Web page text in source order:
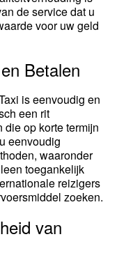
de service dat u
voor uw geld
Betalen
is eenvoudig en
een rit
op korte termijn
eenvoudig
waaronder
toegankelijk
reizigers
zoeken.
van